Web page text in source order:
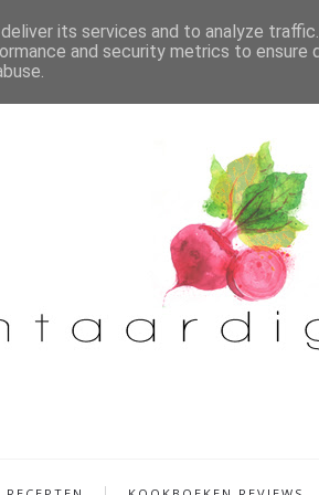
its services and to analyze
and security metrics to ensure